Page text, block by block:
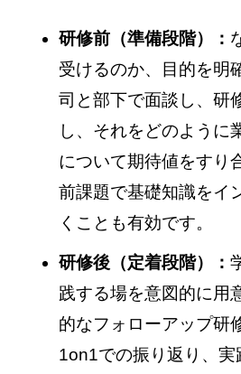
研修前（準備段階）：
受けるのか、目的を明
司と部下で面談し、研
し、それをどのように
について期待値をすり
前課題で基礎知識をイ
くことも有効です。
研修後（定着段階）：
践する場を意図的に用
的なフォローアップ研
1on1での振り返り、実